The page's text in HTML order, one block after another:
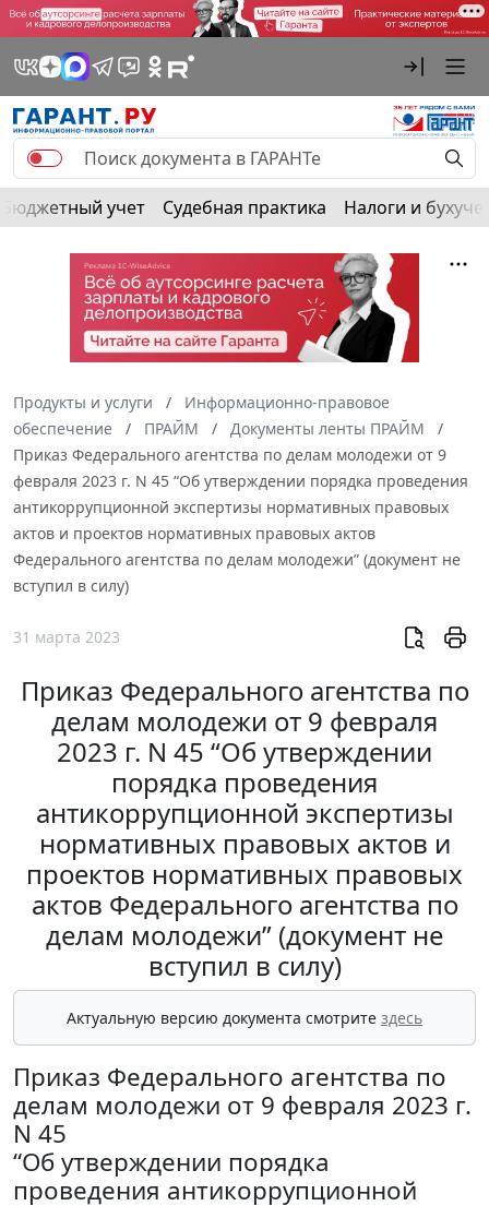
Бюджетный учет Судебная практика Налоги и
Продукты и услуги
Информационно-правовое
обеспечение
ПРАЙМ
Документы ленты ПРАЙМ
Приказ Федерального агентства по делам молодежи от 9
февраля 2023 г. N 45 “Об утверждении порядка проведения
антикоррупционной экспертизы нормативных правовых
актов и проектов нормативных правовых актов
Федерального агентства по делам молодежи” (документ не
вступил в силу)
31 марта 2023
Приказ Федерального агентства по
делам молодежи от 9 февраля
2023 г. N 45 “Об утверждении
порядка проведения
антикоррупционной экспертизы
нормативных правовых актов и
проектов нормативных правовых
актов Федерального агентства по
делам молодежи” (документ не
вступил в силу)
Актуальную версию документа смотрите здесь
Приказ Федерального агентства по
делам молодежи от 9 февраля 2023 г.
N 45
“Об утверждении порядка
проведения антикоррупционной